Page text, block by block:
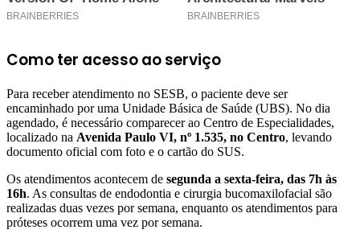
Como ter acesso ao serviço
Para receber atendimento no SESB, o paciente deve ser
encaminhado por uma Unidade Básica de Saúde (UBS). No dia
agendado, é necessário comparecer ao Centro de Especialidades,
localizado na Avenida Paulo VI, nº 1.535, no Centro, levando
documento oficial com foto e o cartão do SUS.
Os atendimentos acontecem de segunda a sexta-feira, das 7h às
16h. As consultas de endodontia e cirurgia bucomaxilofacial são
realizadas duas vezes por semana, enquanto os atendimentos para
próteses ocorrem uma vez por semana.